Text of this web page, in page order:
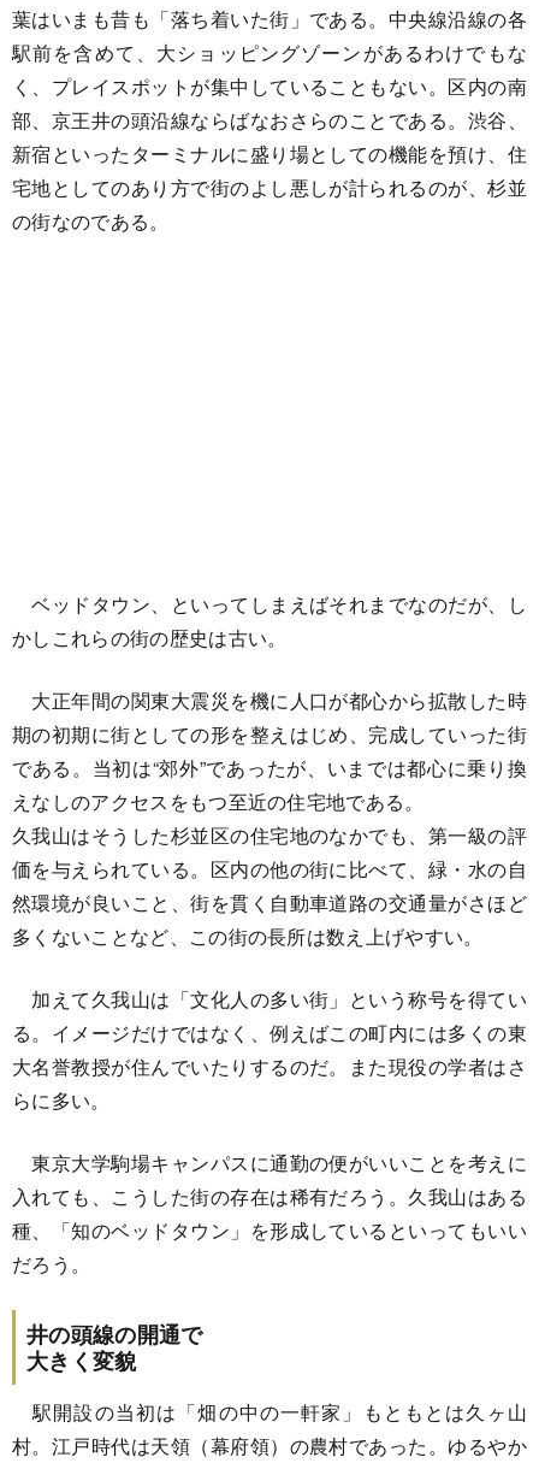
葉はいまも昔も「落ち着いた街」である。中央線沿線の各
駅前を含めて、大ショッピングゾーンがあるわけでもな
く、プレイスポットが集中していることもない。区内の南
部、京王井の頭沿線ならばなおさらのことである。渋谷、
新宿といったターミナルに盛り場としての機能を預け、住
宅地としてのあり方で街のよし悪しが計られるのが、杉並
の街なのである。
ベッドタウン、といってしまえばそれまでなのだが、し
かしこれらの街の歴史は古い。
大正年間の関東大震災を機に人口が都心から拡散した時
期の初期に街としての形を整えはじめ、完成していった街
である。当初は“郊外”であったが、いまでは都心に乗り換
えなしのアクセスをもつ至近の住宅地である。
久我山はそうした杉並区の住宅地のなかでも、第一級の評
価を与えられている。区内の他の街に比べて、緑・水の自
然環境が良いこと、街を貫く自動車道路の交通量がさほど
多くないことなど、この街の長所は数え上げやすい。
加えて久我山は「文化人の多い街」という称号を得てい
る。イメージだけではなく、例えばこの町内には多くの東
大名誉教授が住んでいたりするのだ。また現役の学者はさ
らに多い。
東京大学駒場キャンパスに通勤の便がいいことを考えに
入れても、こうした街の存在は稀有だろう。久我山はある
種、「知のベッドタウン」を形成しているといってもいい
だろう。
井の頭線の開通で
大きく変貌
駅開設の当初は「畑の中の一軒家」もともとは久ヶ山
村。江戸時代は天領（幕府領）の農村であった。ゆるやか